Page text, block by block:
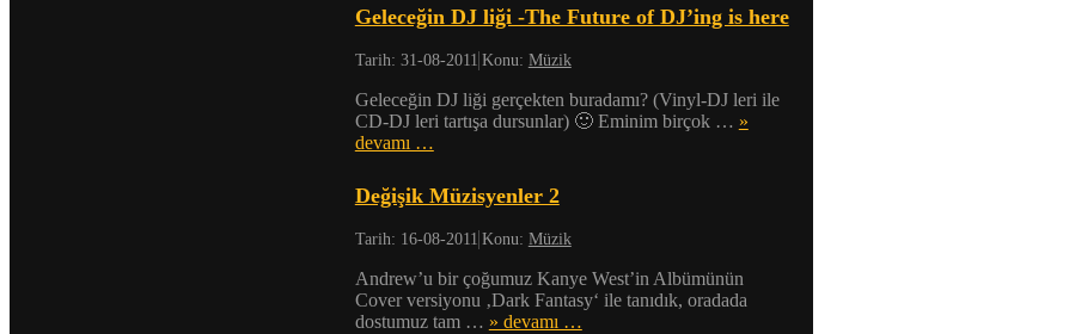
Geleceğin DJ liği -The Future of DJ’ing is here
Tarih: 31-08-2011 Konu: Müzik
Geleceğin DJ liği gerçekten buradamı? (Vinyl-DJ leri ile
CD-DJ leri tartışa dursunlar) 🙂 Eminim birçok … »
devamı …
Değişik Müzisyenler 2
Tarih: 16-08-2011 Konu: Müzik
Andrew’u bir çoğumuz Kanye West’in Albümünün
Cover versiyonu ‚Dark Fantasy‘ ile tanıdık, oradada
dostumuz tam … » devamı …